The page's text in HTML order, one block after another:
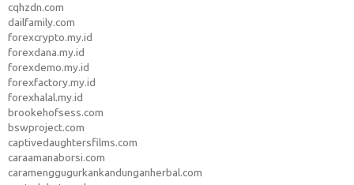
cqhzdn.com
dailfamily.com
forexcrypto.my.id
forexdana.my.id
forexdemo.my.id
forexfactory.my.id
forexhalal.my.id
brookehofsess.com
bswproject.com
captivedaughtersfilms.com
caraamanaborsi.com
caramenggugurkankandunganherbal.com